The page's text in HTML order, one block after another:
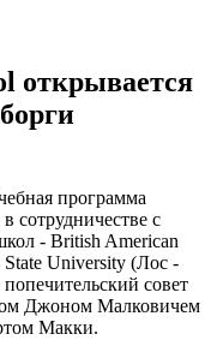
открывается
программа
сотрудничестве с
- British American
University (Лос -
совет
Джоном Малковичем
Макки.